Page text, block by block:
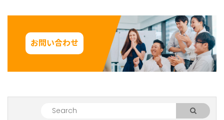
お問い合わせ